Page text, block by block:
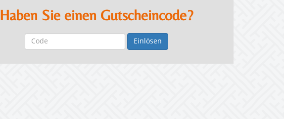
Haben Sie einen Gutscheincode?